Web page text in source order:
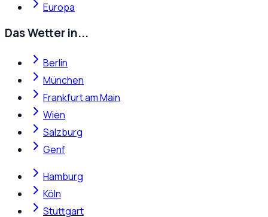
Europa
Das Wetter in...
Berlin
München
Frankfurt am Main
Wien
Salzburg
Genf
Hamburg
Köln
Stuttgart